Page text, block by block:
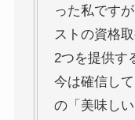
った私です
ストの資格
2つを提供す
今は確信し
の「美味し